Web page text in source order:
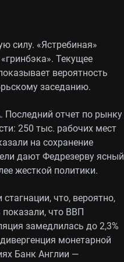
силу. «Ястребиная»
Текущее
вероятность
заседанию.
Последний отчет по рынку
250 тыс. рабочих мест
на сохранение
дают Федрезерву ясный
жесткой политики.
что, вероятно,
что ВВП
замедлилась до 2,3%
монетарной
Банк Англии —